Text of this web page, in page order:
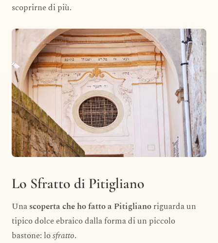
scoprirne di più.
Lo Sfratto di Pitigliano
Unascoperta che ho fatto a Pitiglianoriguarda un
tipico dolce ebraico dalla forma di un piccolo
bastone: losfratto.